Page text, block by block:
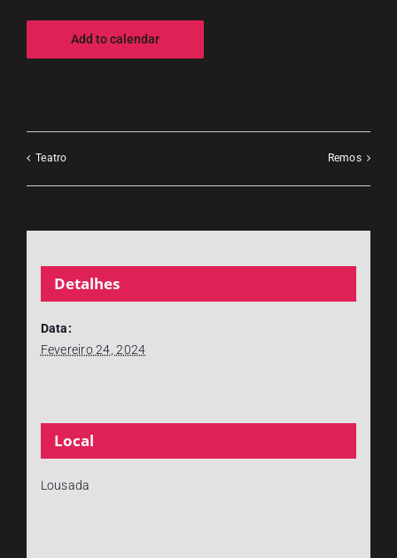
Add to calendar
Teatro Remos
Detalhes
Data:
Fevereiro 24, 2024
Local
Lousada